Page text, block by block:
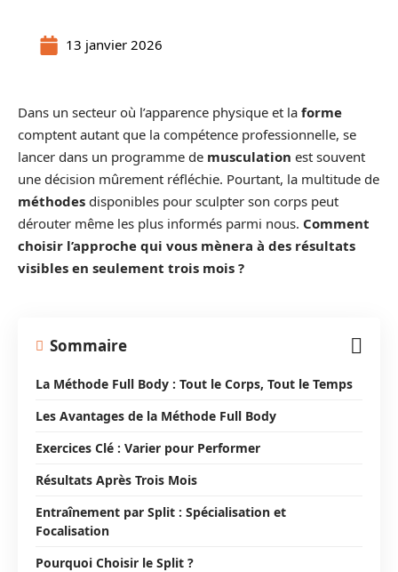
13 janvier 2026
Dans un secteur où l’apparence physique et la forme
comptent autant que la compétence professionnelle, se
lancer dans un programme de musculation est souvent
une décision mûrement réfléchie. Pourtant, la multitude de
méthodes disponibles pour sculpter son corps peut
dérouter même les plus informés parmi nous. Comment
choisir l’approche qui vous mènera à des résultats
visibles en seulement trois mois ?
Sommaire
La Méthode Full Body : Tout le Corps, Tout le Temps
Les Avantages de la Méthode Full Body
Exercices Clé : Varier pour Performer
Résultats Après Trois Mois
Entraînement par Split : Spécialisation et
Focalisation
Pourquoi Choisir le Split ?